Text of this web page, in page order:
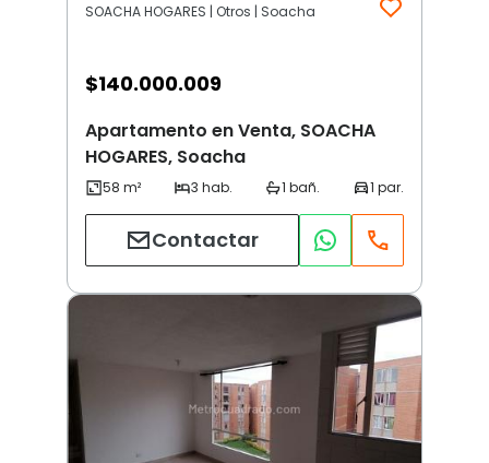
SOACHA HOGARES | Otros | Soacha
$140.000.009
Apartamento en Venta, SOACHA
HOGARES, Soacha
Contactar